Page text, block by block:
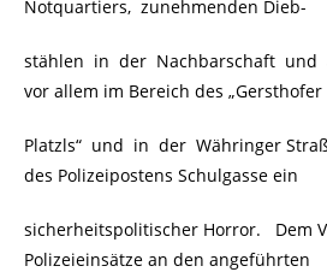
Notquartiers, zunehmenden Dieb-
stählen in der Nachbarschaft und
vor allem im Bereich des „Gersthofer
Platzls“ und in der Währinger
des Polizeipostens Schulgasse ein
sicherheitspolitischer Horror. Dem
Polizeieinsätze an den angeführten